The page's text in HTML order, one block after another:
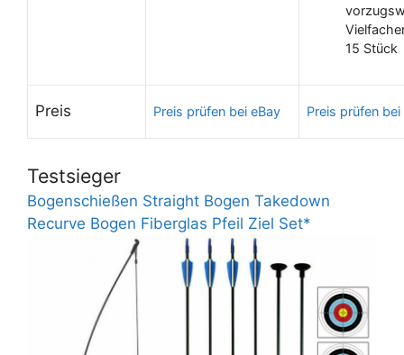
15 Stück
Preis Preis prüfen bei eBay Preis prüfen bei
Testsieger
Bogenschießen Straight Bogen Takedown
Recurve Bogen Fiberglas Pfeil Ziel Set*